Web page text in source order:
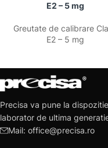
E2 – 5 mg
Greutate de calibrare
E2 – 5 mg
Precisa va pune la
laborator de ultima
Mail: office@precisa.ro